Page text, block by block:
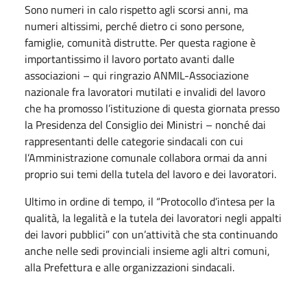
Sono numeri in calo rispetto agli scorsi anni, ma
numeri altissimi, perché dietro ci sono persone,
famiglie, comunità distrutte. Per questa ragione è
importantissimo il lavoro portato avanti dalle
associazioni – qui ringrazio ANMIL-Associazione
nazionale fra lavoratori mutilati e invalidi del lavoro
che ha promosso l’istituzione di questa giornata presso
la Presidenza del Consiglio dei Ministri – nonché dai
rappresentanti delle categorie sindacali con cui
l’Amministrazione comunale collabora ormai da anni
proprio sui temi della tutela del lavoro e dei lavoratori.
Ultimo in ordine di tempo, il “Protocollo d’intesa per la
qualità, la legalità e la tutela dei lavoratori negli appalti
dei lavori pubblici” con un’attività che sta continuando
anche nelle sedi provinciali insieme agli altri comuni,
alla Prefettura e alle organizzazioni sindacali.